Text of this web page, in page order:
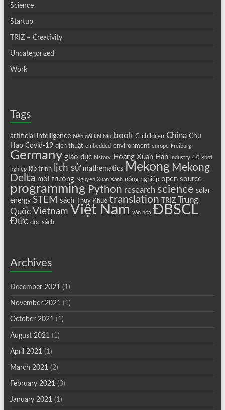
Science
Startup
TRIZ – Creativity
Uncategorized
Work
Tags
artificial intelligence biến đổi khí hậu book C children China Chu
Hao Covid-19 dịch thuật embedded environment europe Freiburg
Germany giáo dục history Hoang Xuan Han industry 4.0 khởi
nghiệp
lập trình lịch sử mathematics Mekong Mekong
Delta môi trường Nguyen Xuan Xanh nông nghiệp open source
programming Python research science solar
energy STEM sách Thuy Khue translation TRIZ
Trung
Quốc Vietnam Việt Nam văn hóa ĐBSCL
Đức đọc sách
Archives
December 2021 (1)
November 2021 (1)
October 2021 (1)
August 2021 (1)
April 2021 (1)
March 2021 (2)
February 2021 (3)
January 2021 (1)